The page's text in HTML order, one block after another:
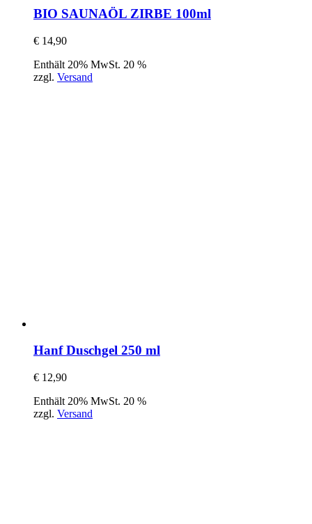
BIO SAUNAÖL ZIRBE 100ml
€ 14,90
Enthält 20% MwSt. 20 %
zzgl. Versand
Hanf Duschgel 250 ml
€ 12,90
Enthält 20% MwSt. 20 %
zzgl. Versand